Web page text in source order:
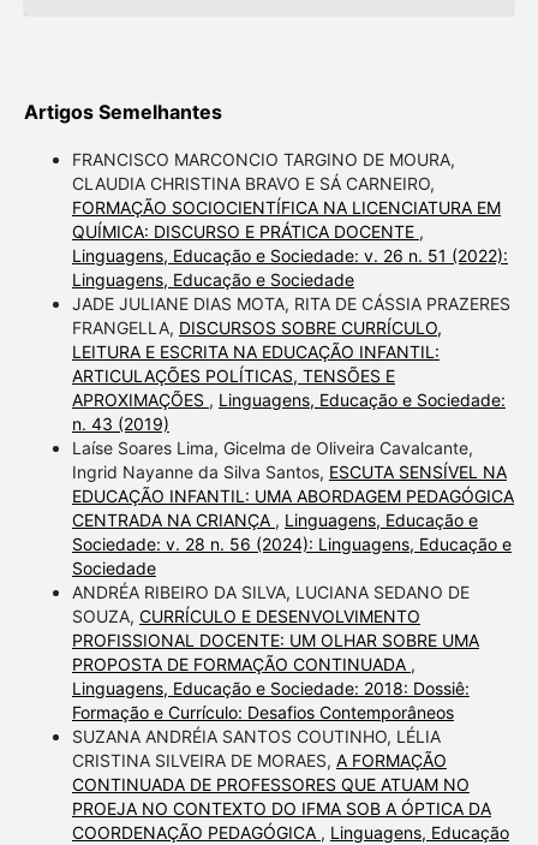
Artigos Semelhantes
FRANCISCO MARCONCIO TARGINO DE MOURA,
CLAUDIA CHRISTINA BRAVO E SÁ CARNEIRO,
FORMAÇÃO SOCIOCIENTÍFICA NA LICENCIATURA EM
QUÍMICA: DISCURSO E PRÁTICA DOCENTE ,
Linguagens, Educação e Sociedade: v. 26 n. 51 (2022):
Linguagens, Educação e Sociedade
JADE JULIANE DIAS MOTA, RITA DE CÁSSIA PRAZERES
FRANGELLA, DISCURSOS SOBRE CURRÍCULO,
LEITURA E ESCRITA NA EDUCAÇÃO INFANTIL:
ARTICULAÇÕES POLÍTICAS, TENSÕES E
APROXIMAÇÕES , Linguagens, Educação e Sociedade:
n. 43 (2019)
Laíse Soares Lima, Gicelma de Oliveira Cavalcante,
Ingrid Nayanne da Silva Santos, ESCUTA SENSÍVEL NA
EDUCAÇÃO INFANTIL: UMA ABORDAGEM PEDAGÓGICA
CENTRADA NA CRIANÇA , Linguagens, Educação e
Sociedade: v. 28 n. 56 (2024): Linguagens, Educação e
Sociedade
ANDRÉA RIBEIRO DA SILVA, LUCIANA SEDANO DE
SOUZA, CURRÍCULO E DESENVOLVIMENTO
PROFISSIONAL DOCENTE: UM OLHAR SOBRE UMA
PROPOSTA DE FORMAÇÃO CONTINUADA ,
Linguagens, Educação e Sociedade: 2018: Dossiê:
Formação e Currículo: Desafios Contemporâneos
SUZANA ANDRÉIA SANTOS COUTINHO, LÉLIA
CRISTINA SILVEIRA DE MORAES, A FORMAÇÃO
CONTINUADA DE PROFESSORES QUE ATUAM NO
PROEJA NO CONTEXTO DO IFMA SOB A ÓPTICA DA
COORDENAÇÃO PEDAGÓGICA , Linguagens, Educação